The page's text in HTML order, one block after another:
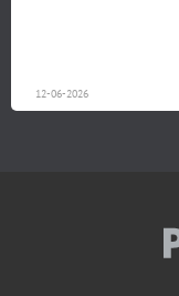
12-06-2026